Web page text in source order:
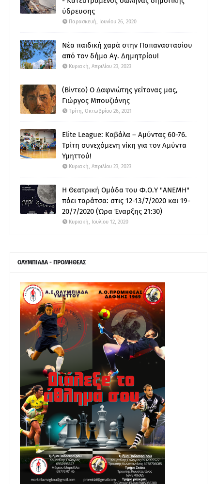
ύδρευσης
Παρασκευή, Ιουνίου 26, 2020
Νέα παιδική χαρά στην Παπαναστασίου
από τον δήμο Αγ. Δημητρίου!
Κυριακή, Απριλίου 23, 2023
(Βίντεο) Ο Δαφνιώτης γείτονας μας,
Γιώργος Μπουζιάνης
Τρίτη, Οκτωβρίου 26, 2021
Elite League: Καβάλα – Αμύντας 60-76.
Τρίτη συνεχόμενη νίκη για τον Αμύντα
Υμηττού!
Κυριακή, Απριλίου 23, 2023
Η Θεατρική Ομάδα του Φ.Ο.Υ "ΑΝΕΜΗ"
πάει ταράτσα: στις 12-13/7/2020 και 19-
20/7/2020 (Ώρα Έναρξης 21:30)
Κυριακή, Ιουλίου 12, 2020
ΟΛΥΜΠΙΑΔΑ - ΠΡΟΜΗΘΕΑΣ